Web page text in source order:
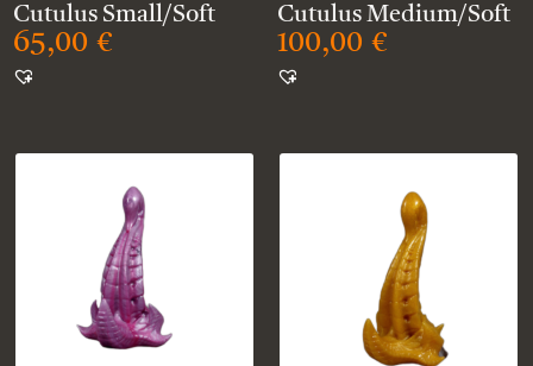
Cutulus Small/Soft
65,00€
Cutulus Medium/Soft
100,00 €